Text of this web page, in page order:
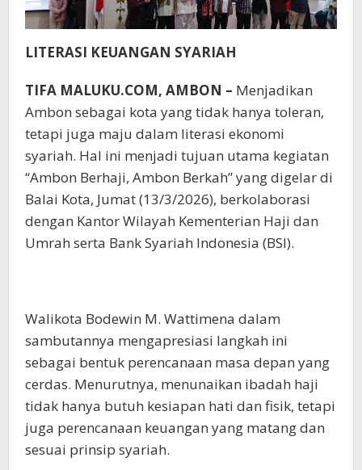
LITERASI KEUANGAN SYARIAH
TIFA MALUKU.COM, AMBON – Menjadikan
Ambon sebagai kota yang tidak hanya toleran,
tetapi juga maju dalam literasi ekonomi
syariah. Hal ini menjadi tujuan utama kegiatan
“Ambon Berhaji, Ambon Berkah” yang digelar di
Balai Kota, Jumat (13/3/2026), berkolaborasi
dengan Kantor Wilayah Kementerian Haji dan
Umrah serta Bank Syariah Indonesia (BSI).
Walikota Bodewin M. Wattimena dalam
sambutannya mengapresiasi langkah ini
sebagai bentuk perencanaan masa depan yang
cerdas. Menurutnya, menunaikan ibadah haji
tidak hanya butuh kesiapan hati dan fisik, tetapi
juga perencanaan keuangan yang matang dan
sesuai prinsip syariah.